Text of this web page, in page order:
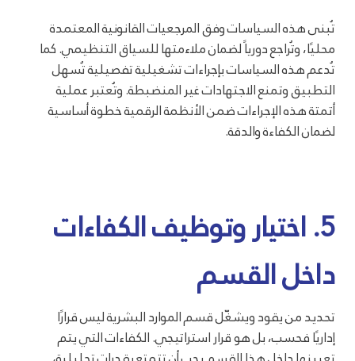
تُبنى هذه السياسات وفق المرجعيات القانونية المعتمدة
محليًا، وتُراجع دورياً لضمان ملاءمتها للسياق التنظيمي. كما
تُدعم هذه السياسات بإجراءات تشغيلية تفصيلية تُسهل
التطبيق وتمنع الاجتهادات غير المنضبطة. وتُعتبر عملية
أتمتة هذه الإجراءات ضمن الأنظمة الرقمية خطوة أساسية
لضمان الكفاءة والدقة.
5. اختيار وتوظيف الكفاءات
داخل القسم
تحديد من يقود ويشغّل قسم الموارد البشرية ليس قرارًا
إداريًا فحسب، بل هو قرار استراتيجي. الكفاءات التي يتم